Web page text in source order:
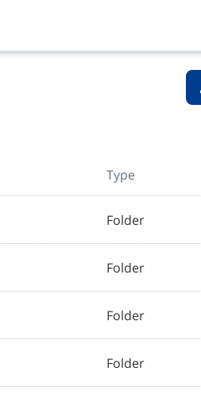
Type
Folder
Folder
Folder
Folder